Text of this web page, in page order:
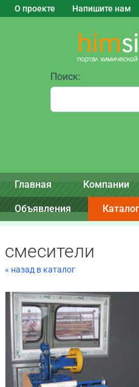
О проекте Напишите нам
Поиск:
Главная Компании
Объявления Каталог
смесители
« назад в каталог